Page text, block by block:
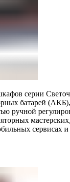
серии
батарей
ручной
сервисах